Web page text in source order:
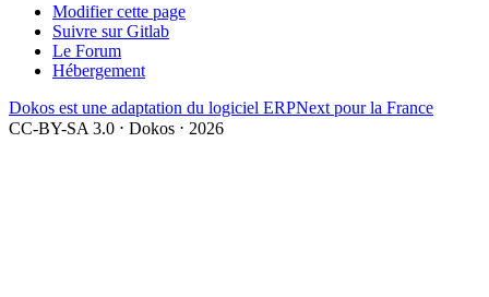
Modifier cette page
Suivre sur Gitlab
Le Forum
Hébergement
Dokos est une adaptation du logiciel ERPNext pour la France
CC-BY-SA 3.0 ⋅ Dokos ⋅ 2026